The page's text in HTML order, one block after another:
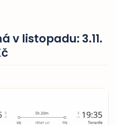
v listopadu: 3.11.